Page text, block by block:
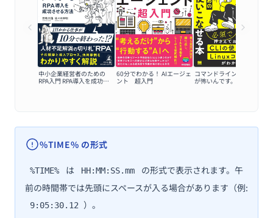
中小企業経営者のための
RPA入門 RPA導入を成功さ
60分でわかる！ AIエージェ
ント 超入門
コマンドラインの黒い画面
が怖いんです。
%TIME% の形式
%TIME% は HH:MM:SS.mm
の形式で表示されます。午
前の時間帯では先頭にスペースが入る場合があります（例:
9:05:30.12 ）。